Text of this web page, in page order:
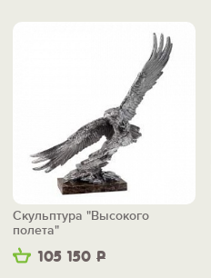
105 150 Р
Скульптура "Высокого
полета"